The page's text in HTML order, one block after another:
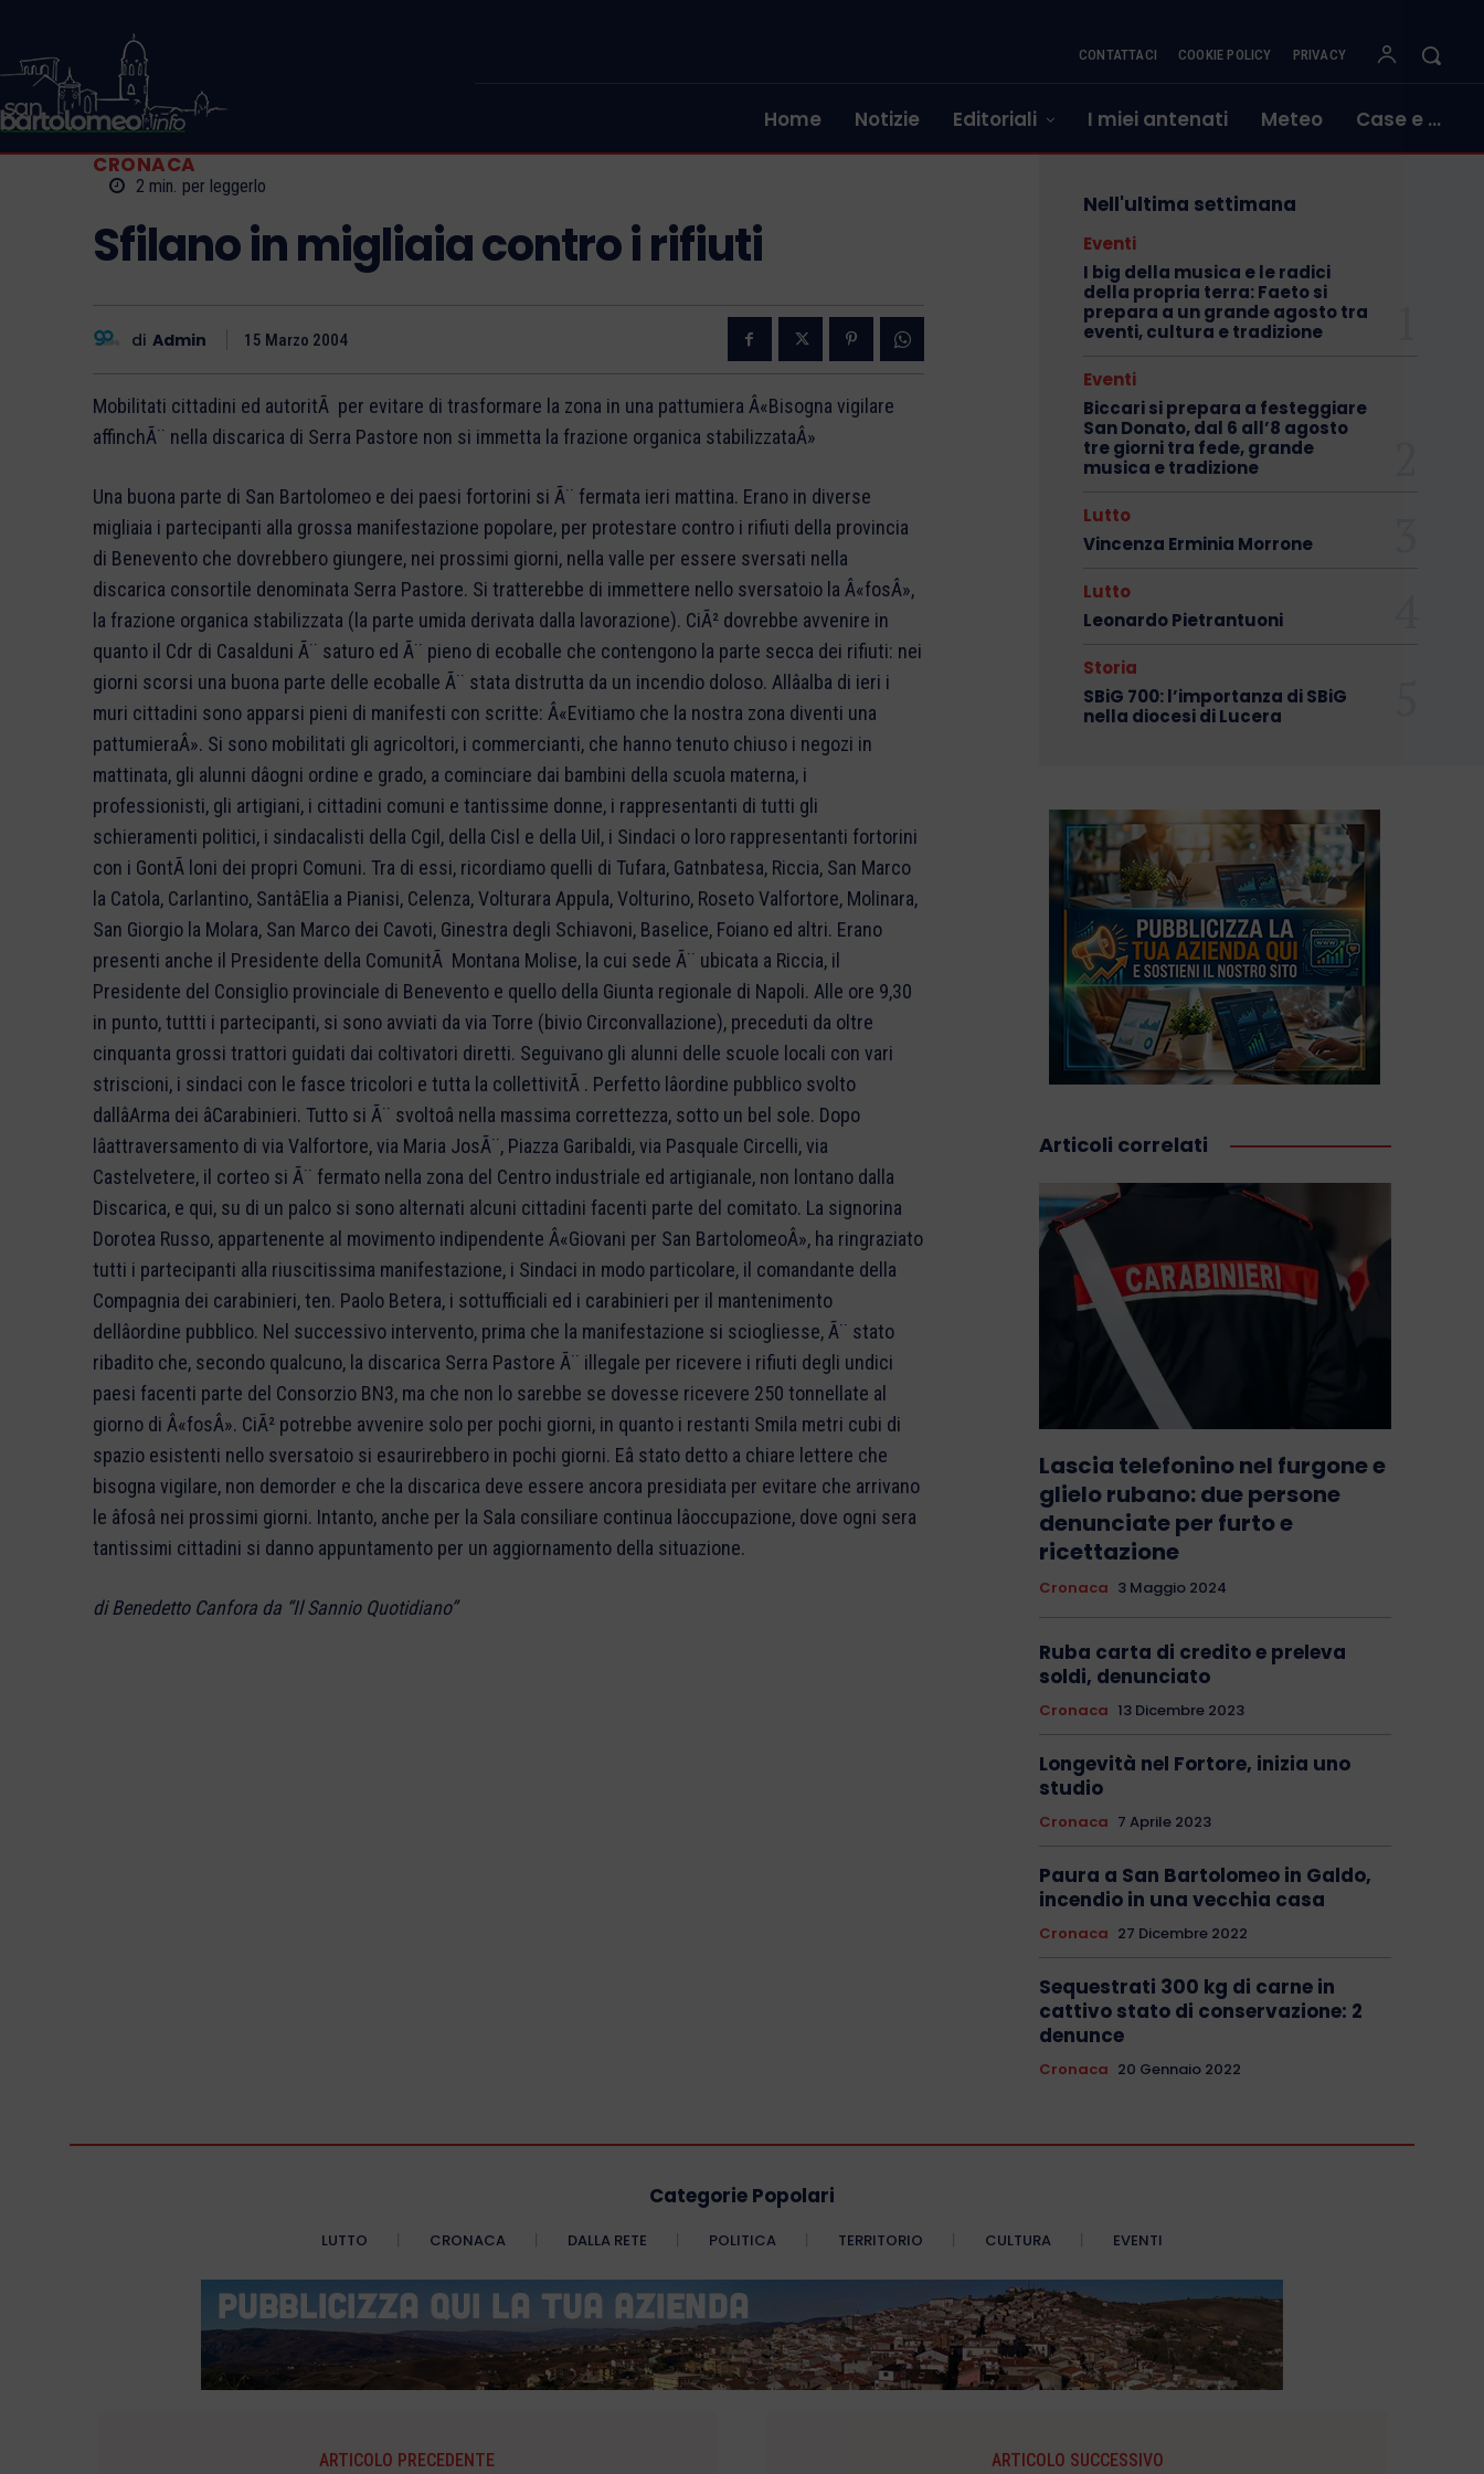
CONTATTACI COOKIE POLICY PRIVACY
Home Notizie Editoriali I miei antenati Meteo
Case e …
CRONACA
2 min. per leggerlo
Sfilano in migliaia contro i rifiuti
di Admin 15 Marzo 2004
Mobilitati cittadini ed autoritÃ per evitare di trasformare la zona in una pattumiera Â«Bisogna vigilare
affinchÃ¨ nella discarica di Serra Pastore non si immetta la frazione organica stabilizzataÂ»
Una buona parte di San Bartolomeo e dei paesi fortorini si Ã¨ fermata ieri mattina. Erano in diverse
migliaia i partecipanti alla grossa manifestazione popolare, per protestare contro i rifiuti della provincia
di Benevento che dovrebbero giungere, nei prossimi giorni, nella valle per essere sversati nella
discarica consortile denominata Serra Pastore. Si tratterebbe di immettere nello sversatoio la Â«fosÂ»,
la frazione organica stabilizzata (la parte umida derivata dalla lavorazione). CiÃ² dovrebbe avvenire in
quanto il Cdr di Casalduni Ã¨ saturo ed Ã¨ pieno di ecoballe che contengono la parte secca dei rifiuti: nei
giorni scorsi una buona parte delle ecoballe Ã¨ stata distrutta da un incendio doloso. Allâalba di ieri i
muri cittadini sono apparsi pieni di manifesti con scritte: Â«Evitiamo che la nostra zona diventi una
pattumieraÂ». Si sono mobilitati gli agricoltori, i commercianti, che hanno tenuto chiuso i negozi in
mattinata, gli alunni dâogni ordine e grado, a cominciare dai bambini della scuola materna, i
professionisti, gli artigiani, i cittadini comuni e tantissime donne, i rappresentanti di tutti gli
schieramenti politici, i sindacalisti della Cgil, della Cisl e della Uil, i Sindaci o loro rappresentanti fortorini
con i GontÃ loni dei propri Comuni. Tra di essi, ricordiamo quelli di Tufara, Gatnbatesa, Riccia, San Marco
la Catola, Carlantino, SantâElia a Pianisi, Celenza, Volturara Appula, Volturino, Roseto Valfortore, Molinara,
San Giorgio la Molara, San Marco dei Cavoti, Ginestra degli Schiavoni, Baselice, Foiano ed altri. Erano
presenti anche il Presidente della ComunitÃ Montana Molise, la cui sede Ã¨ ubicata a Riccia, il
Presidente del Consiglio provinciale di Benevento e quello della Giunta regionale di Napoli. Alle ore 9,30
in punto, tuttti i partecipanti, si sono avviati da via Torre (bivio Circonvallazione), preceduti da oltre
cinquanta grossi trattori guidati dai coltivatori diretti. Seguivano gli alunni delle scuole locali con vari
striscioni, i sindaci con le fasce tricolori e tutta la collettivitÃ . Perfetto lâordine pubblico svolto
dallâArma dei âCarabinieri. Tutto si Ã¨ svoltoâ nella massima correttezza, sotto un bel sole. Dopo
lâattraversamento di via Valfortore, via Maria JosÃ¨, Piazza Garibaldi, via Pasquale Circelli, via
Castelvetere, il corteo si Ã¨ fermato nella zona del Centro industriale ed artigianale, non lontano dalla
Discarica, e qui, su di un palco si sono alternati alcuni cittadini facenti parte del comitato. La signorina
Dorotea Russo, appartenente al movimento indipendente Â«Giovani per San BartolomeoÂ», ha ringraziato
tutti i partecipanti alla riuscitissima manifestazione, i Sindaci in modo particolare, il comandante della
Compagnia dei carabinieri, ten. Paolo Betera, i sottufficiali ed i carabinieri per il mantenimento
dellâordine pubblico. Nel successivo intervento, prima che la manifestazione si sciogliesse, Ã¨ stato
ribadito che, secondo qualcuno, la discarica Serra Pastore Ã¨ illegale per ricevere i rifiuti degli undici
paesi facenti parte del Consorzio BN3, ma che non lo sarebbe se dovesse ricevere 250 tonnellate al
giorno di Â«fosÂ». CiÃ² potrebbe avvenire solo per pochi giorni, in quanto i restanti Smila metri cubi di
spazio esistenti nello sversatoio si esaurirebbero in pochi giorni. Eâ stato detto a chiare lettere che
bisogna vigilare, non demorder e che la discarica deve essere ancora presidiata per evitare che arrivano
le âfosâ nei prossimi giorni. Intanto, anche per la Sala consiliare continua lâoccupazione, dove ogni sera
tantissimi cittadini si danno appuntamento per un aggiornamento della situazione.
di Benedetto Canfora da “Il Sannio Quotidiano”
Nell'ultima settimana
Eventi
I big della musica e le radici
della propria terra: Faeto si
prepara a un grande agosto tra
eventi, cultura e tradizione
Eventi
Biccari si prepara a festeggiare
San Donato, dal 6 all’8 agosto
tre giorni tra fede, grande
musica e tradizione
Lutto
Vincenza Erminia Morrone
Lutto
Leonardo Pietrantuoni
Storia
SBiG 700: l’importanza di SBiG
nella diocesi di Lucera
Articoli correlati
Lascia telefonino nel furgone e
glielo rubano: due persone
denunciate per furto e
ricettazione
Cronaca 3 Maggio 2024
Ruba carta di credito e preleva
soldi, denunciato
Cronaca 13 Dicembre 2023
Longevità nel Fortore, inizia uno
studio
Cronaca 7 Aprile 2023
Paura a San Bartolomeo in Galdo,
incendio in una vecchia casa
Cronaca 27 Dicembre 2022
Sequestrati 300 kg di carne in
cattivo stato di conservazione: 2
denunce
Cronaca 20 Gennaio 2022
Categorie Popolari
LUTTO CRONACA DALLA RETE POLITICA TERRITORIO CULTURA EVENTI
ARTICOLO PRECEDENTE ARTICOLO SUCCESSIVO